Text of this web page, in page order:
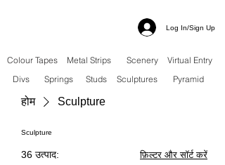
Log In/Sign Up
Colour Tapes Metal Strips Scenery
Virtual Entry
Divs
Springs Studs Sculptures Pyramid
होम Sculpture
Sculpture
36 उत्पाद: फ़िल्टर और सॉर्ट करें